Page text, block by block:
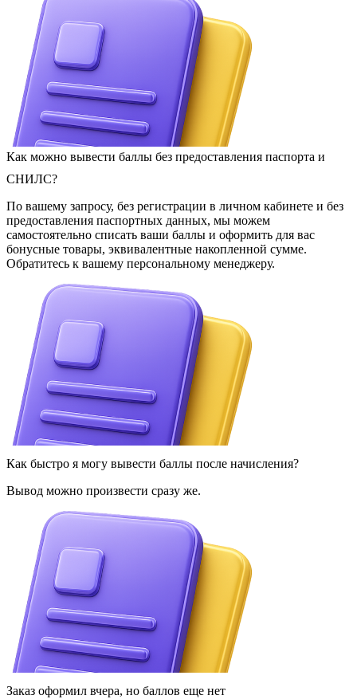
Как можно вывести баллы без предоставления паспорта и
СНИЛС?
По вашему запросу, без регистрации в личном кабинете и без
предоставления паспортных данных, мы можем
самостоятельно списать ваши баллы и оформить для вас
бонусные товары, эквивалентные накопленной сумме.
Обратитесь к вашему персональному менеджеру.
Как быстро я могу вывести баллы после начисления?
Вывод можно произвести сразу же.
Заказ оформил вчера, но баллов еще нет